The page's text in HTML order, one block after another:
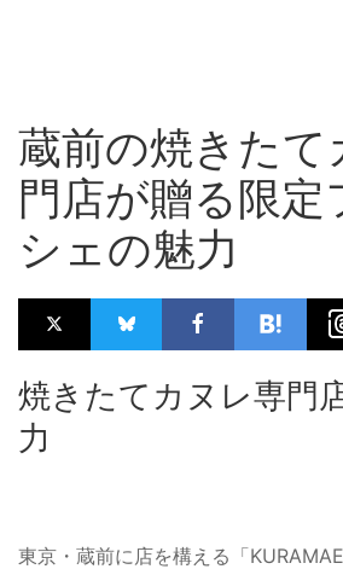
蔵前の焼きたて
門店が贈る限定
シェの魅力
焼きたてカヌレ専門
力
東京・蔵前に店を構える「